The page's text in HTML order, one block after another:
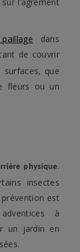
dans
de couvrir
que
fleurs ou un
physique.
insectes
est
à
un jardin en